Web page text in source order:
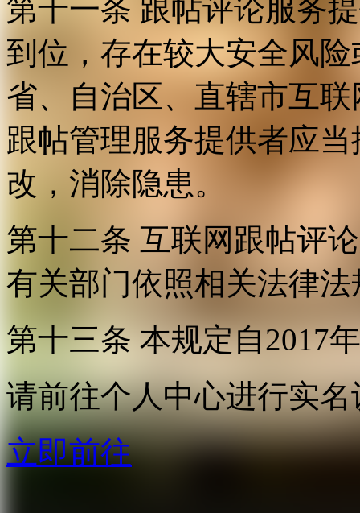
第十一条 跟帖评论服务
到位，存在较大安全风
省、自治区、直辖市互
跟帖管理服务提供者应
改，消除隐患。
第十二条 互联网跟帖评
有关部门依照相关法律
第十三条 本规定自2017
请前往个人中心进行实名
立即前往